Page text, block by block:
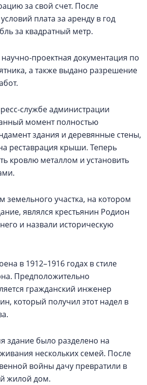
за свой счет. После
плата за аренду в год
за квадратный метр.
проектная документация по
а также выдано разрешение
службе администрации
момент полностью
здания и деревянные стены,
реставрация крыши. Теперь
кровлю металлом и установить
участка, на котором
являлся крестьянин Родион
и назвали историческую
в 1912–1916 годах в стиле
Предположительно
гражданский инженер
который получил этот надел в
здание было разделено на
нескольких семей. После
войны дачу превратили в
жилой дом.